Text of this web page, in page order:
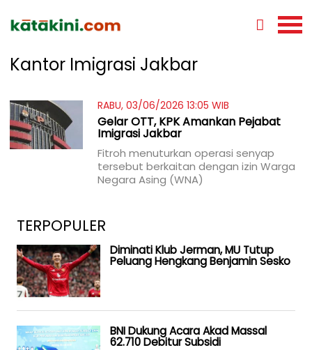
Kantor Imigrasi Jakbar
RABU, 03/06/2026 13:05 WIB
Gelar OTT, KPK Amankan Pejabat
Imigrasi Jakbar
Fitroh menuturkan operasi senyap
tersebut berkaitan dengan izin Warga
Negara Asing (WNA)
TERPOPULER
Diminati Klub Jerman, MU Tutup
Peluang Hengkang Benjamin Sesko
BNI Dukung Acara Akad Massal
62.710 Debitur Subsidi